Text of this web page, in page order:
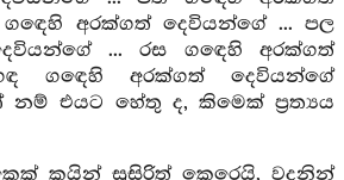
අරක්ගත් දෙවියන්ගේ ... පල
... රස ගඳෙහි අරක්ගත්
ගඳෙහි අරක්ගත් දෙවියන්ගේ
නම් එයට හේතු ද, කිමෙක් ප්‍රත්‍යය
කයින් සුසිරිත් කෙරෙයි, වදනින්